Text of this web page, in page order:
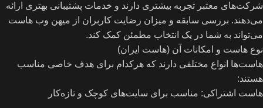
شرکت‌های معتبر تجربه بیشتری دارند و خدمات پشتیبانی بهتری ارائه
می‌دهند. بررسی سابقه و میزان رضایت کاربران از میهن وب هاست
می‌تواند به شما در یک انتخاب مطمئن کمک کند.
نوع هاست و امکانات آن (هاست ایران)
هاست‌ها انواع مختلفی دارند که هرکدام برای هدف خاصی مناسب
هستند:
هاست اشتراکی: مناسب برای سایت‌های کوچک و تازه‌کار